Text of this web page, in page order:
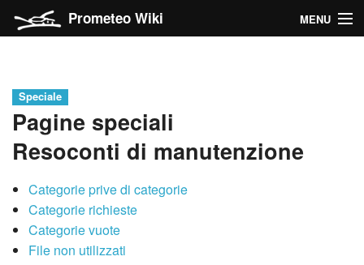
Prometeo Wiki MENU
Categorie del Wiki
Navigazione
Ricerca
Entra
Speciale
Pagine speciali
Resoconti di manutenzione
Categorie prive di categorie
Categorie richieste
Categorie vuote
File non utilizzati